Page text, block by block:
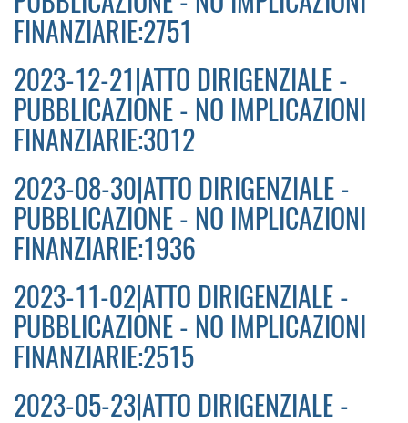
FINANZIARIE:2751
2023-12-21|ATTO DIRIGENZIALE -
PUBBLICAZIONE - NO IMPLICAZIONI
FINANZIARIE:3012
2023-08-30|ATTO DIRIGENZIALE -
PUBBLICAZIONE - NO IMPLICAZIONI
FINANZIARIE:1936
2023-11-02|ATTO DIRIGENZIALE -
PUBBLICAZIONE - NO IMPLICAZIONI
FINANZIARIE:2515
2023-05-23|ATTO DIRIGENZIALE -